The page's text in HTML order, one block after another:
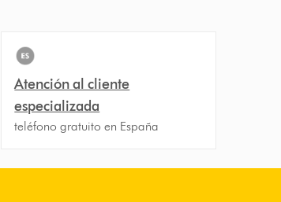
Atención al cliente
especializada
teléfono gratuito en España